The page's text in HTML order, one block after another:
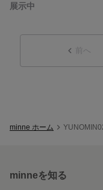
展示中
前へ
minne ホーム
minneを知る